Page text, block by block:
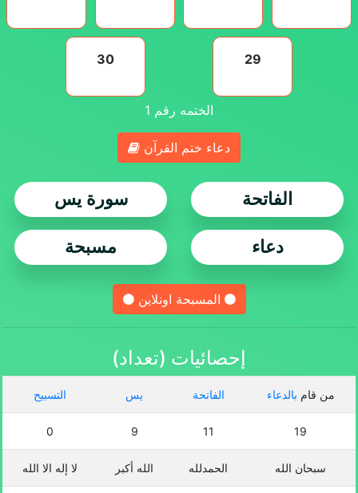
29
30
الختمه رقم 1
دعاء ختم القرآن
الفاتحة سورة يس
دعاء مسبحة
المسبحة اونلاين
إحصائيات (تعداد)
من قام بالدعاء الفاتحة يس التسبيح
19
11
9
0
سبحان الله الحمدلله الله أكبر لا إله الا الله